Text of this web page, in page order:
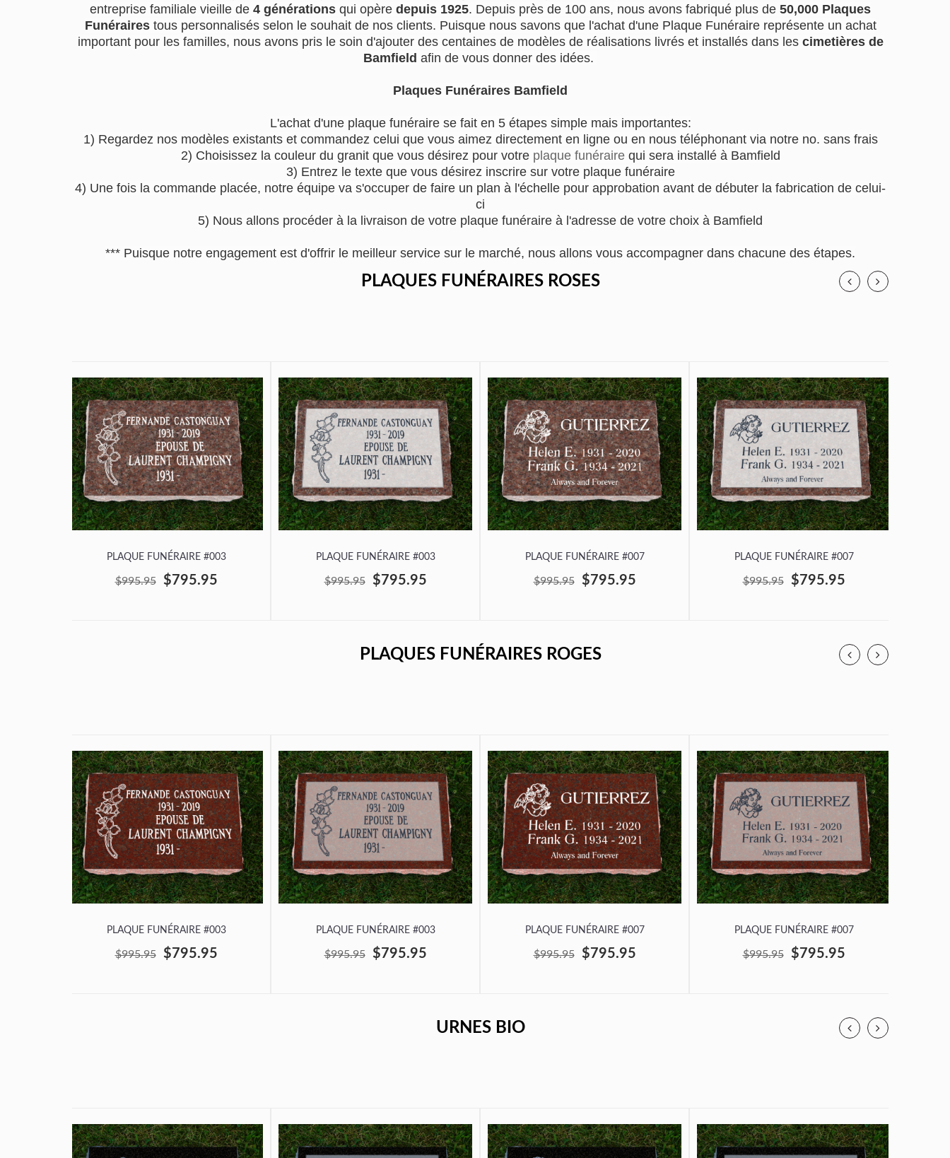
entreprise familiale vieille de 4 générations qui opère depuis 1925. Depuis près de 100 ans, nous avons fabriqué plus de 50,000 Plaques
Funérairestous personnalisés selon le souhait de nos clients. Puisque nous savons que l'achat d'une Plaque Funéraire représente un achat
important pour les familles, nous avons pris le soin d'ajouter des centaines de modèles de réalisations livrés et installés dans les cimetières de
Bamfield afin de vous donner des idées.
Plaques Funéraires Bamfield
L'achat d'une plaque funéraire se fait en 5 étapes simple mais importantes:
1) Regardez nos modèles existants et commandez celui que vous aimez directement en ligne ou en nous téléphonant via notre no. sans frais
2) Choisissez la couleur du granit que vous désirez pour votre plaque funérairequi sera installé à Bamfield
3) Entrez le texte que vous désirez inscrire sur votre plaque funéraire
4) Une fois la commande placée, notre équipe va s'occuper de faire un plan à l'échelle pour approbation avant de débuter la fabrication de celui-
ci
5) Nous allons procéder à la livraison de votre plaque funéraire à l'adresse de votre choix à Bamfield
*** Puisque notre engagement est d'offrir le meilleur service sur le marché, nous allons vous accompagner dans chacune des étapes.
PLAQUES FUNÉRAIRES ROSES
PLAQUE FUNÉRAIRE #003
$995.95 $795.95
PLAQUE FUNÉRAIRE #003
$995.95 $795.95
PLAQUE FUNÉRAIRE #007
$995.95 $795.95
PLAQUE FUNÉRAIRE #007
$995.95 $795.95
PLAQUES FUNÉRAIRES ROGES
PLAQUE FUNÉRAIRE #003
$995.95 $795.95
PLAQUE FUNÉRAIRE #003
$995.95 $795.95
PLAQUE FUNÉRAIRE #007
$995.95 $795.95
PLAQUE FUNÉRAIRE #007
$995.95 $795.95
URNES BIO